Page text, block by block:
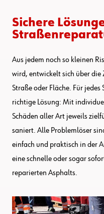
Sichere
Aus jedem noch so kleinen
wird, entwickelt sich über
Straße oder Fläche. Für
richtige Lösung: Mit
Schäden aller Art jeweils
saniert. Alle Problemlöser
einfach und praktisch in der
eine schnelle oder sogar
reparierten Asphalts.